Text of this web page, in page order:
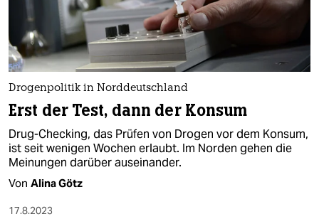
Drogenpolitik in Norddeutschland
Erst der Test, dann der Konsum
Drug-Checking, das Prüfen von Drogen vor dem Konsum,
ist seit wenigen Wochen erlaubt. Im Norden gehen die
Meinungen darüber auseinander.
Von Alina Götz
17.8.2023